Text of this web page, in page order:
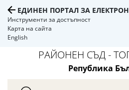
ЕДИНЕН ПОРТАЛ ЗА
Инструменти за достъпност
Карта на сайта
English
РАЙОНЕН СЪД -
Република